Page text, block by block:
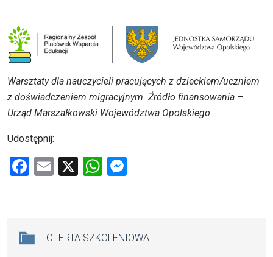
Warsztaty dla nauczycieli pracujących z dzieckiem/uczniem
z doświadczeniem migracyjnym. Źródło finansowania –
Urząd Marszałkowski Województwa Opolskiego
Udostępnij:
F
o
E
X
W
A g
OFERTA SZKOLENIOWA